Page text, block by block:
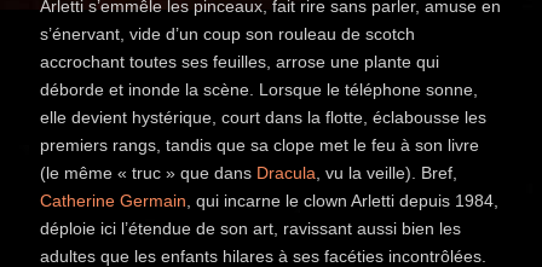
Arletti s’emmêle les pinceaux, fait rire sans parler, amuse en
s’énervant, vide d’un coup son rouleau de scotch
accrochant toutes ses feuilles, arrose une plante qui
déborde et inonde la scène. Lorsque le téléphone sonne,
elle devient hystérique, court dans la flotte, éclabousse les
premiers rangs, tandis que sa clope met le feu à son livre
(le même « truc » que dans Dracula , vu la veille). Bref,
Catherine Germain , qui incarne le clown Arletti depuis 1984,
déploie ici l’étendue de son art, ravissant aussi bien les
adultes que les enfants hilares à ses facéties incontrôlées.